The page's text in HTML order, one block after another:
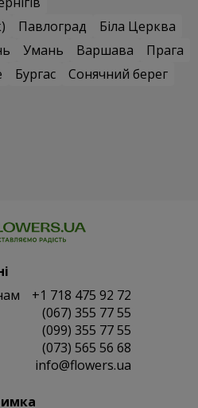
Павлоград
Біла Церква
Умань Варшава
Прага
Бургас
Сонячний берег
+1 718 475 92 72
(067) 355 77 55
(099) 355 77 55
(073) 565 56 68
info@flowers.ua